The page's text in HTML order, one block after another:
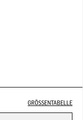
GRÖSSENTABELLE